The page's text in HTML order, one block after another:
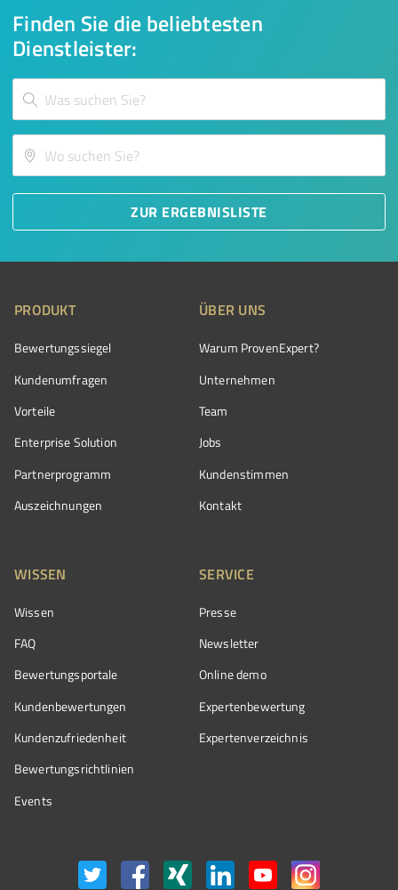
Finden Sie die beliebtesten
Dienstleister:
ZUR ERGEBNISLISTE
PRODUKT
Bewertungssiegel
Kundenumfragen
Vorteile
Enterprise Solution
Partnerprogramm
Auszeichnungen
ÜBER UNS
Warum ProvenExpert?
Unternehmen
Team
Jobs
Kundenstimmen
Kontakt
WISSEN
Wissen
FAQ
Bewertungsportale
Kundenbewertungen
Kundenzufriedenheit
Bewertungs­richtlinien
Events
SERVICE
Presse
Newsletter
Online demo
Expertenbewertung
Expertenverzeichnis